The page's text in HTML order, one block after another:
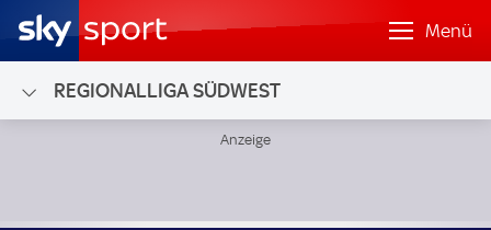
Menü
REGIONALLIGA SÜDWEST